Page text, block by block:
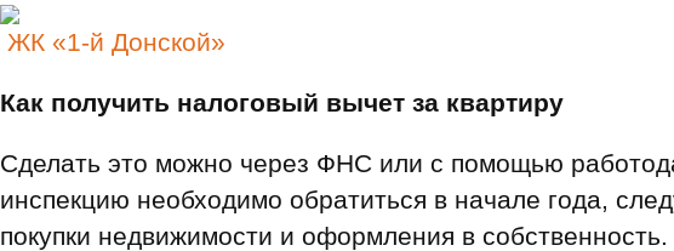
ЖК «1-й Донской»
Как получить налоговый вычет за квартиру
Сделать это можно через ФНС или с помощью
инспекцию необходимо обратиться в начале года,
покупки недвижимости и оформления в собственность.